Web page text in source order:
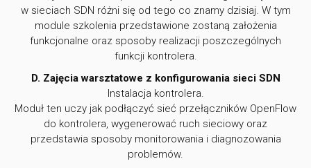
w sieciach SDN różni się od tego co znamy dzisiaj. W tym
module szkolenia przedstawione zostaną założenia
funkcjonalne oraz sposoby realizacji poszczególnych
funkcji kontrolera.
D. Zajęcia warsztatowe z konfigurowania sieci SDN
Instalacja kontrolera.
Moduł ten uczy jak podłączyć sieć przełączników OpenFlow
do kontrolera, wygenerować ruch sieciowy oraz
przedstawia sposoby monitorowania i diagnozowania
problemów.